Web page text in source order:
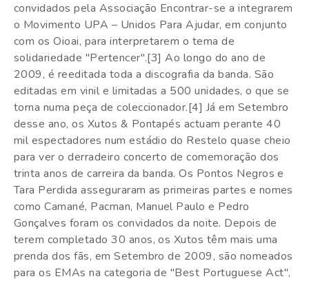
convidados pela Associação Encontrar-se a integrarem
o Movimento UPA – Unidos Para Ajudar, em conjunto
com os Oioai, para interpretarem o tema de
solidariedade "Pertencer".[3] Ao longo do ano de
2009, é reeditada toda a discografia da banda. São
editadas em vinil e limitadas a 500 unidades, o que se
torna numa peça de coleccionador.[4] Já em Setembro
desse ano, os Xutos & Pontapés actuam perante 40
mil espectadores num estádio do Restelo quase cheio
para ver o derradeiro concerto de comemoração dos
trinta anos de carreira da banda. Os Pontos Negros e
Tara Perdida asseguraram as primeiras partes e nomes
como Camané, Pacman, Manuel Paulo e Pedro
Gonçalves foram os convidados da noite. Depois de
terem completado 30 anos, os Xutos têm mais uma
prenda dos fãs, em Setembro de 2009, são nomeados
para os EMAs na categoria de "Best Portuguese Act",